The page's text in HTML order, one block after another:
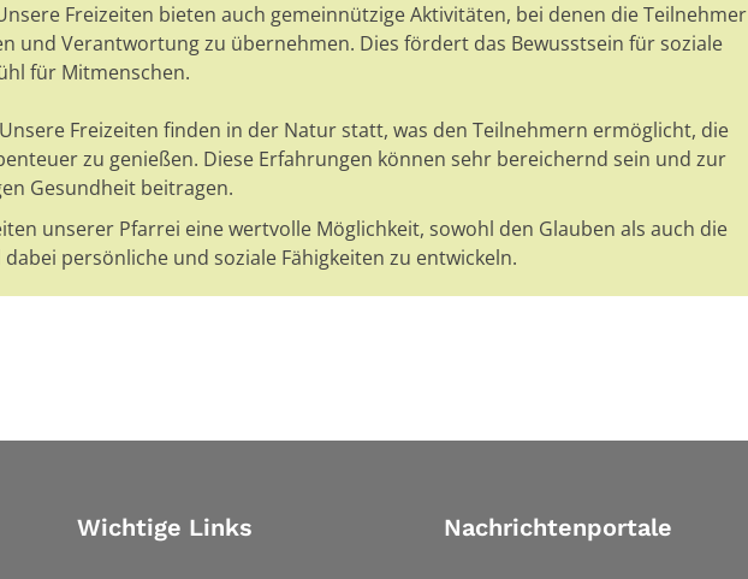
Freizeiten bieten auch gemeinnützige Aktivitäten, bei denen die Teilnehmer
und Verantwortung zu übernehmen. Dies fördert das Bewusstsein für soziale
für Mitmenschen.
Freizeiten finden in der Natur statt, was den Teilnehmern ermöglicht, die
zu genießen. Diese Erfahrungen können sehr bereichernd sein und zur
Gesundheit beitragen.
unserer Pfarrei eine wertvolle Möglichkeit, sowohl den Glauben als auch die
persönliche und soziale Fähigkeiten zu entwickeln.
Wichtige Links Nachrichtenportale